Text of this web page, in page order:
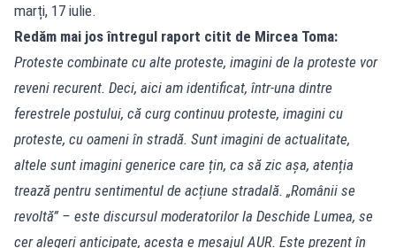
marți, 17 iulie.
Redăm mai jos întregul raport citit de Mircea Toma:
Proteste combinate cu alte proteste, imagini de la proteste vor
reveni recurent. Deci, aici am identificat, într-una dintre
ferestrele postului, că curg continuu proteste, imagini cu
proteste, cu oameni în stradă. Sunt imagini de actualitate,
altele sunt imagini generice care țin, ca să zic așa, atenția
trează pentru sentimentul de acțiune stradală. „Românii se
revoltă” – este discursul moderatorilor la Deschide Lumea, se
cer alegeri anticipate, acesta e mesajul AUR. Este prezent în